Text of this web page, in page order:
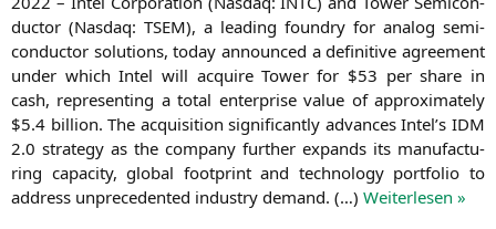
duc­tor (Nasdaq: TSEM), a lea­ding foundry for ana­log semi­
con­duc­tor solu­ti­ons, today announ­ced a defi­ni­ti­ve agree­ment
under which Intel will acqui­re Tower for $53 per share in
cash, repre­sen­ting a total enter­pri­se value of appro­xi­m­ate­ly
$5.4 bil­li­on. The acqui­si­ti­on signi­fi­cant­ly advan­ces Intel’s IDM
2.0 stra­tegy as the com­pa­ny fur­ther expands its manu­fac­tu­
ring capa­ci­ty, glo­bal foot­print and tech­no­lo­gy port­fo­lio to
address unpre­ce­den­ted indus­try demand. (…) Wei­ter­le­sen »